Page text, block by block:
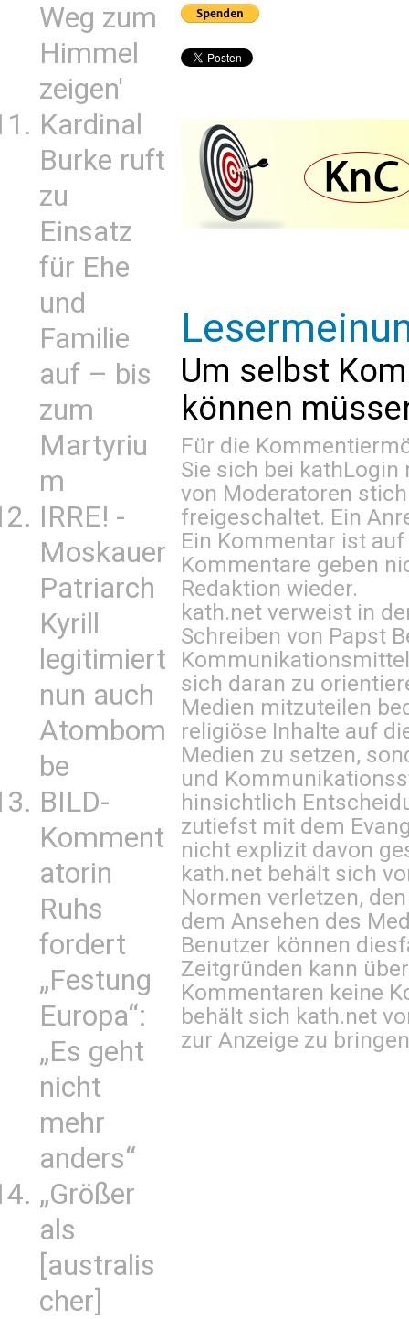
Weg zum
Himmel
zeigen'
Kardinal
Burke ruft
zu
Einsatz
für Ehe
und
Familie
auf – bis
zum
Martyriu
m
IRRE! -
Moskauer
Patriarch
Kyrill
legitimiert
nun auch
Atombom
be
BILD-
Komment
atorin
Ruhs
fordert
„Festung
Europa“:
„Es geht
nicht
mehr
anders“
„Größer
als
[australis
cher]
Um selbst
können
Für die
Sie sich bei kathLogin
von Moderatoren
freigeschaltet. Ein
Ein Kommentar ist
Kommentare geben
Redaktion wieder.
kath.net verweist in
Schreiben von Papst
sich daran zu
Medien mitzuteilen
religiöse Inhalte auf
Medien zu setzen,
und
hinsichtlich
zutiefst mit dem
nicht explizit davon
kath.net behält sich
Normen verletzen,
dem Ansehen des
Benutzer können
Zeitgründen kann
Kommentaren keine
behält sich kath.net
zur Anzeige zu